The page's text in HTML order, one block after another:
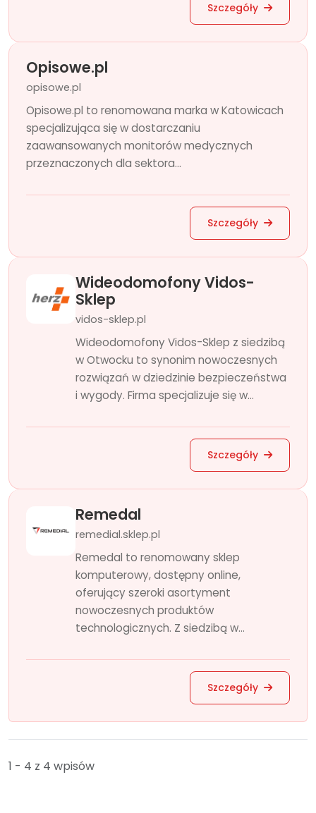
Szczegóły
Opisowe.pl
opisowe.pl
Opisowe.pl to renomowana marka w Katowicach
specjalizująca się w dostarczaniu
zaawansowanych monitorów medycznych
przeznaczonych dla sektora...
Szczegóły
Wideodomofony Vidos-
Sklep
vidos-sklep.pl
Wideodomofony Vidos-Sklep z siedzibą
w Otwocku to synonim nowoczesnych
rozwiązań w dziedzinie bezpieczeństwa
i wygody. Firma specjalizuje się w...
Szczegóły
Remedal
remedial.sklep.pl
Remedal to renomowany sklep
komputerowy, dostępny online,
oferujący szeroki asortyment
nowoczesnych produktów
technologicznych. Z siedzibą w...
Szczegóły
1 - 4 z 4 wpisów